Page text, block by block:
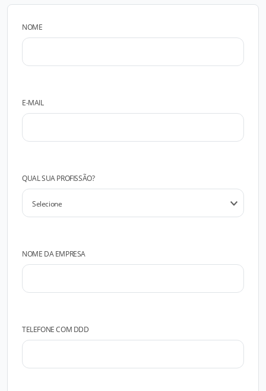
NOME
E-MAIL
QUAL SUA PROFISSÃO?
NOME DA EMPRESA
TELEFONE COM DDD